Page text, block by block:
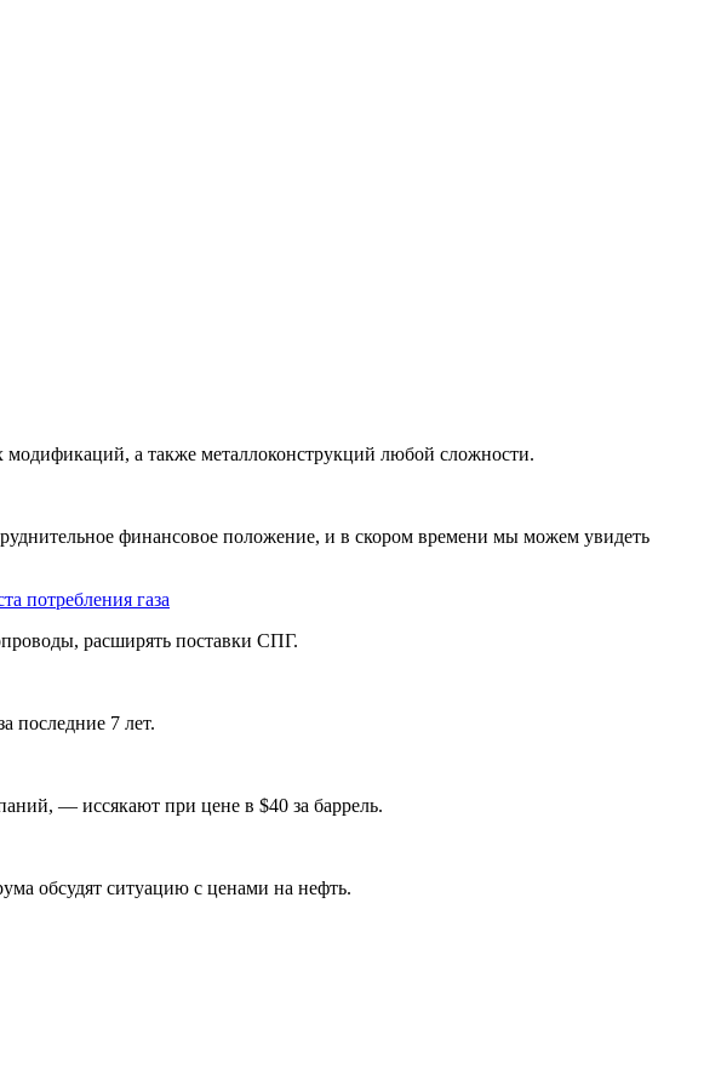
модификаций, а также металлоконструкций любой сложности.
финансовое положение, и в скором времени мы можем увидеть
потребления газа
расширять поставки СПГ.
последние 7 лет.
— иссякают при цене в $40 за баррель.
обсудят ситуацию с ценами на нефть.